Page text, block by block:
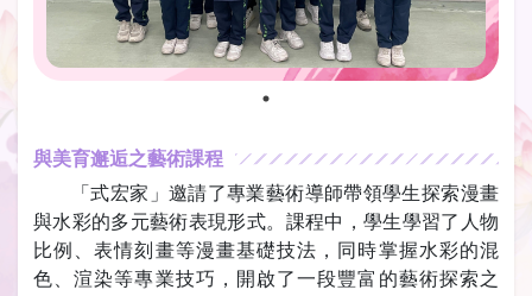
與美育邂逅之藝術課程
「式宏家」邀請了專業藝術導師帶領學生探索漫畫
與水彩的多元藝術表現形式。課程中，學生學習了人物
比例、表情刻畫等漫畫基礎技法，同時掌握水彩的混
色、渲染等專業技巧，開啟了一段豐富的藝術探索之